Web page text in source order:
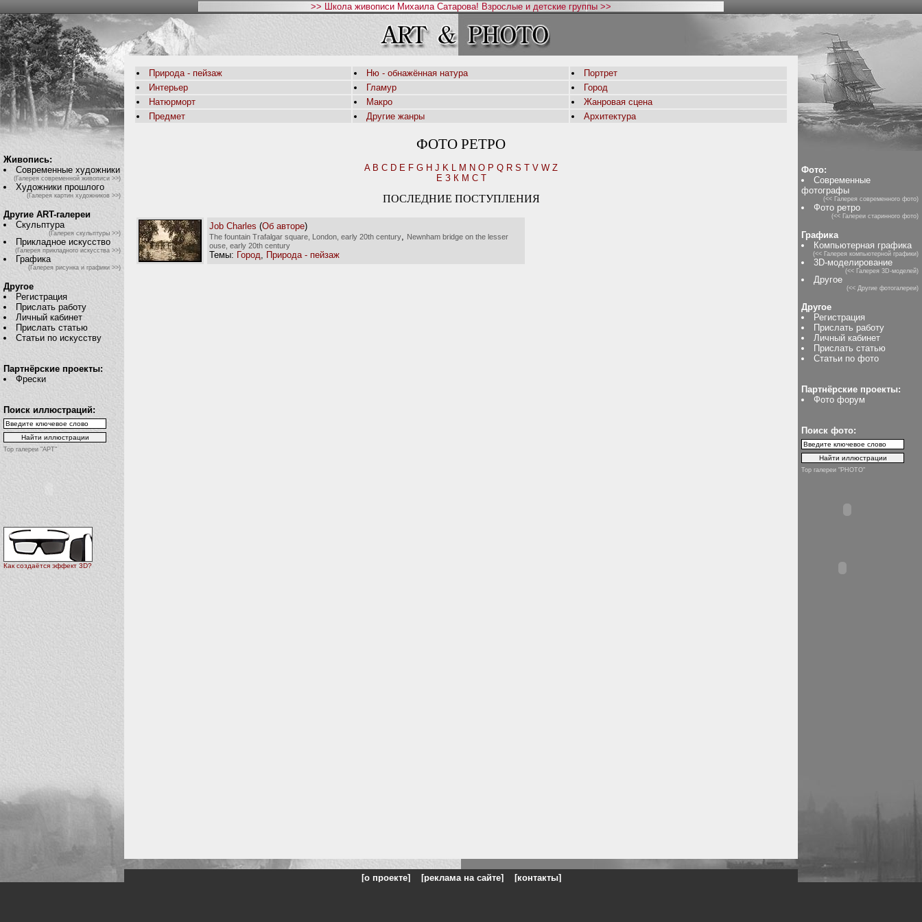
>> Школа живописи Михаила Сатарова! Взрослые и детские группы >>
Живопись:
Современные художники
(Галерея современной живописи >>)
Художники прошлого
(Галерея картин художников >>)
Другие ART-галереи
Скульптура
(Галерея скульптуры >>)
Прикладное искусство
(Галерея прикладного искусства >>)
Графика
(Галерея рисунка и графики >>)
Другое
Регистрация
Прислать работу
Личный кабинет
Прислать статью
Статьи по искусству
Партнёрские проекты:
Фрески
Поиск иллюстраций:
Top галереи "АРТ"
Как создаётся эффект 3D?
Природа - пейзаж Ню - обнажённая натура
Портрет
Интерьер
Гламур
Город
Натюрморт
Макро
Жанровая сцена
Предмет
Другие жанры Архитектура
ФОТО РЕТРО
A B C D E F G H J K L M N O P Q R S T V W Z
Е З К М С Т
ПОСЛЕДНИЕ ПОСТУПЛЕНИЯ
Job Charles (Об авторе)
The fountain Trafalgar square, London, early 20th century
Newnham bridge on the lesser
ouse, early 20th century
Темы: Город Природа - пейзаж
Фото:
Современные
фотографы
(<< Галерея современного фото)
Фото ретро
(<< Галереи старинного фото)
Графика
Компьютерная графика
(<< Галерея компьютерной графики)
3D-моделирование
(<< Галерея 3D-моделей)
Другое
(<< Другие фотогалереи)
Другое
Регистрация
Прислать работу
Личный кабинет
Прислать статью
Статьи по фото
Партнёрские проекты:
Фото форум
Поиск фото:
Top галереи "PHOTO"
[о проекте] [реклама на сайте] [контакты]